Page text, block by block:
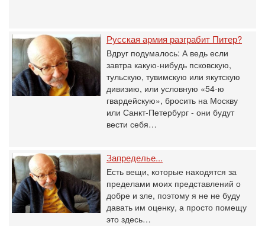
Русская армия разграбит Питер?
Вдруг подумалось: А ведь если
завтра какую-нибудь псковскую,
тульскую, тувимскую или якутскую
дивизию, или условную «54-ю
гвардейскую», бросить на Москву
или Санкт-Петербург - они будут
вести себя…
Запределье...
Есть вещи, которые находятся за
пределами моих представлений о
добре и зле, поэтому я не не буду
давать им оценку, а просто помещу
это здесь…